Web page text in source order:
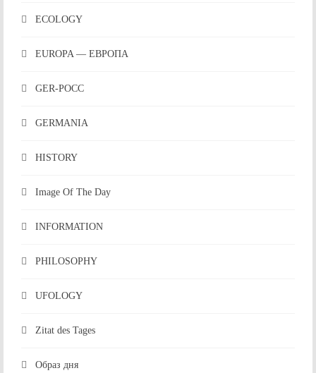
ECOLOGY
EUROPA — ЕВРОПА
GER-POCC
GERMANIA
HISTORY
Image Of The Day
INFORMATION
PHILOSOPHY
UFOLOGY
Zitat des Tages
Образ дня